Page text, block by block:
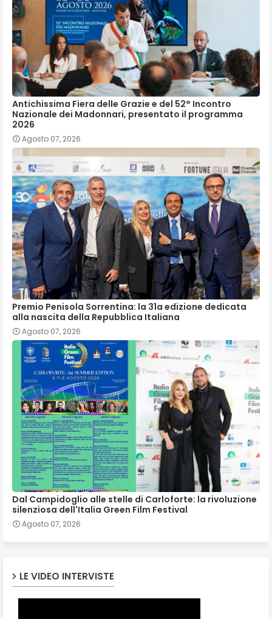
Antichissima Fiera delle Grazie e del 52° Incontro
Nazionale dei Madonnari, presentato il programma
2026
Agosto 07, 2026
Premio Penisola Sorrentina: la 31a edizione dedicata
alla nascita della Repubblica Italiana
Agosto 07, 2026
Dal Campidoglio alle stelle di Carloforte: la rivoluzione
silenziosa dell'Italia Green Film Festival
Agosto 07, 2026
LE VIDEO INTERVISTE